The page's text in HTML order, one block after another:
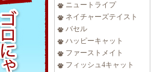
ニュートライプ
ネイチャーズテイスト
バセル
ハッピーキャット
ファーストメイト
フィッシュ4キャット